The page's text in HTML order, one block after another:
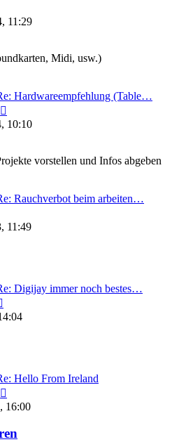
11:29
Midi, usw.)
Hardwareempfehlung (Table…
Beitrag
10:10
vorstellen und Infos abgeben
Rauchverbot beim arbeiten…
11:49
Digijay immer noch bestes…
Beitrag
Hello From Ireland
Beitrag
16:00